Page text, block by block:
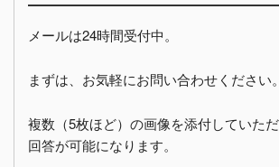
メールは24時間受付中。
まずは、お気軽にお問い合わせください。
複数（5枚ほど）の画像を添付していた
回答が可能になります。